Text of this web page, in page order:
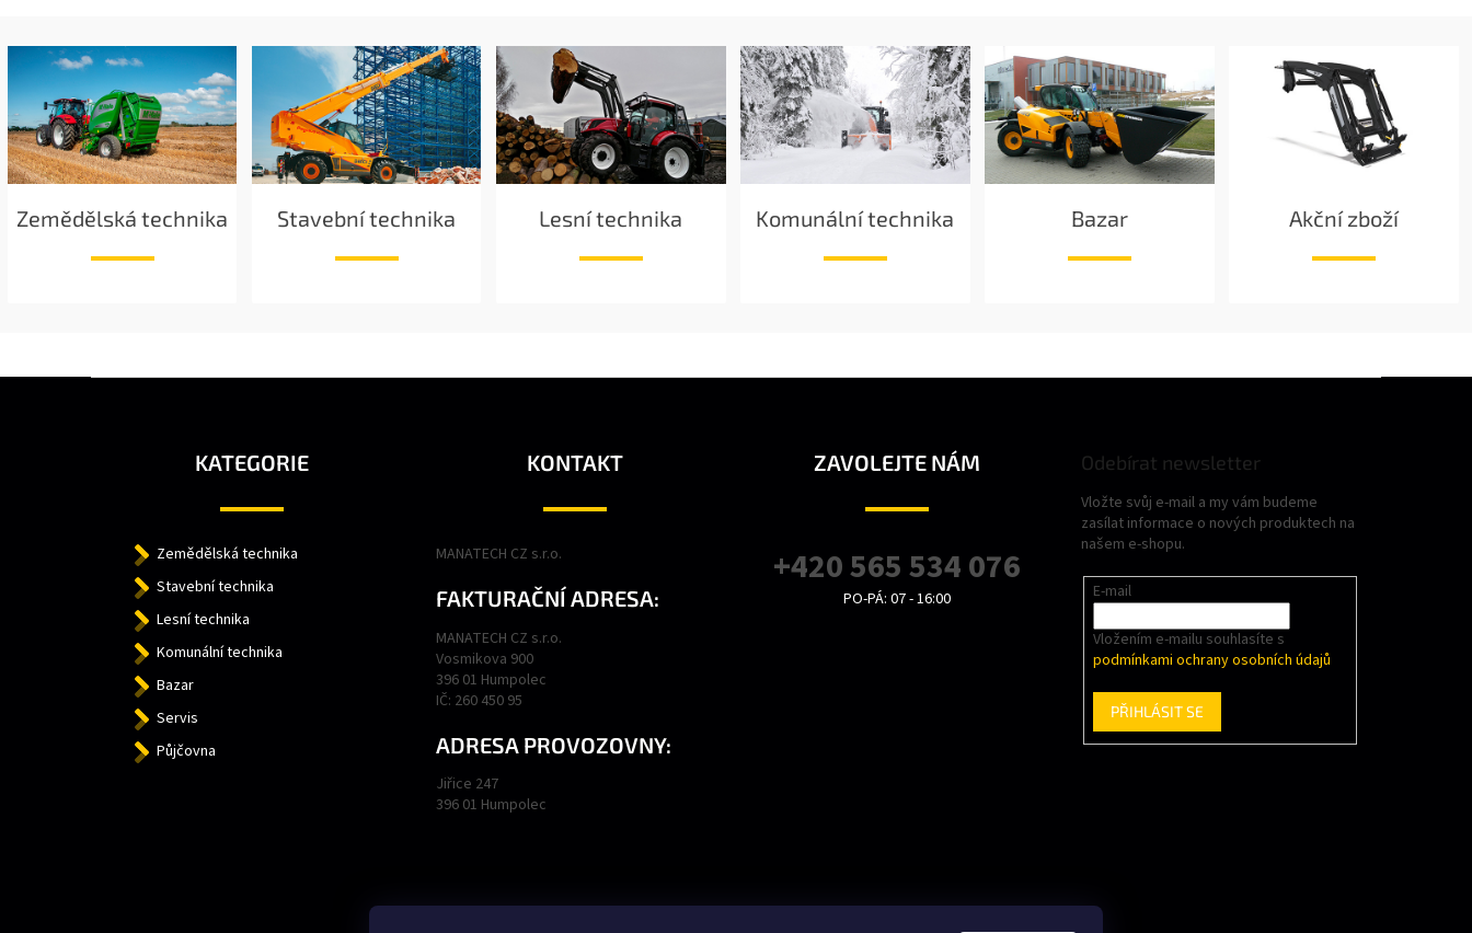
Zemědělská technika Stavební technika Lesní technika Komunální technika Bazar Akční zboží
KATEGORIE
Zemědělská technika
Stavební technika
Lesní technika
Komunální technika
Bazar
Servis
Půjčovna
KONTAKT
MANATECH CZ s.r.o.
FAKTURAČNÍ ADRESA:
MANATECH CZ s.r.o.
Vosmikova 900
396 01 Humpolec
IČ: 260 450 95
ADRESA PROVOZOVNY:
Jiřice 247
396 01 Humpolec
ZAVOLEJTE NÁM
+420 565 534 076
PO-PÁ: 07 - 16:00
Odebírat newsletter
Vložte svůj e-mail a my vám budeme
zasílat informace o nových produktech na
našem e-shopu.
E-mail
Vložením e-mailu souhlasíte s
podmínkami ochrany osobních údajů
PŘIHLÁSIT SE